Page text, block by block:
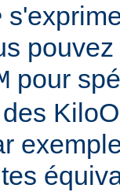
pour